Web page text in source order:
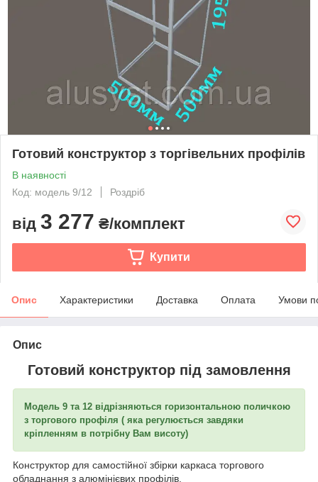
Готовий конструктор з торгівельних профілів
В наявності
Код: модель 9/12
Роздріб
від 3 277 ₴/комплект
Купити
Опис Характеристики Доставка Оплата Умови
Опис
Готовий конструктор під замовлення
Модель 9 та 12 відрізняються горизонтальною поличкою
з торгового профіля ( яка регулюється завдяки
кріпленням в потрібну Вам висоту)
Конструктор для самостійної збірки каркаса торгового
обладнання з алюмінієвих профілів.